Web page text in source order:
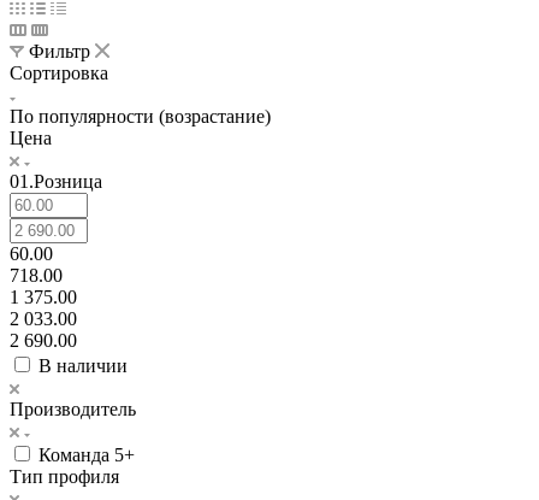
Фильтр
Сортировка
По популярности (возрастание)
Цена
01.Розница
60.00
718.00
1 375.00
2 033.00
2 690.00
В наличии
Производитель
Команда 5+
Тип профиля